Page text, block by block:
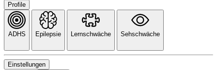
Profile
ADHS Epilepsie Lernschwäche Sehschwäche
Einstellungen